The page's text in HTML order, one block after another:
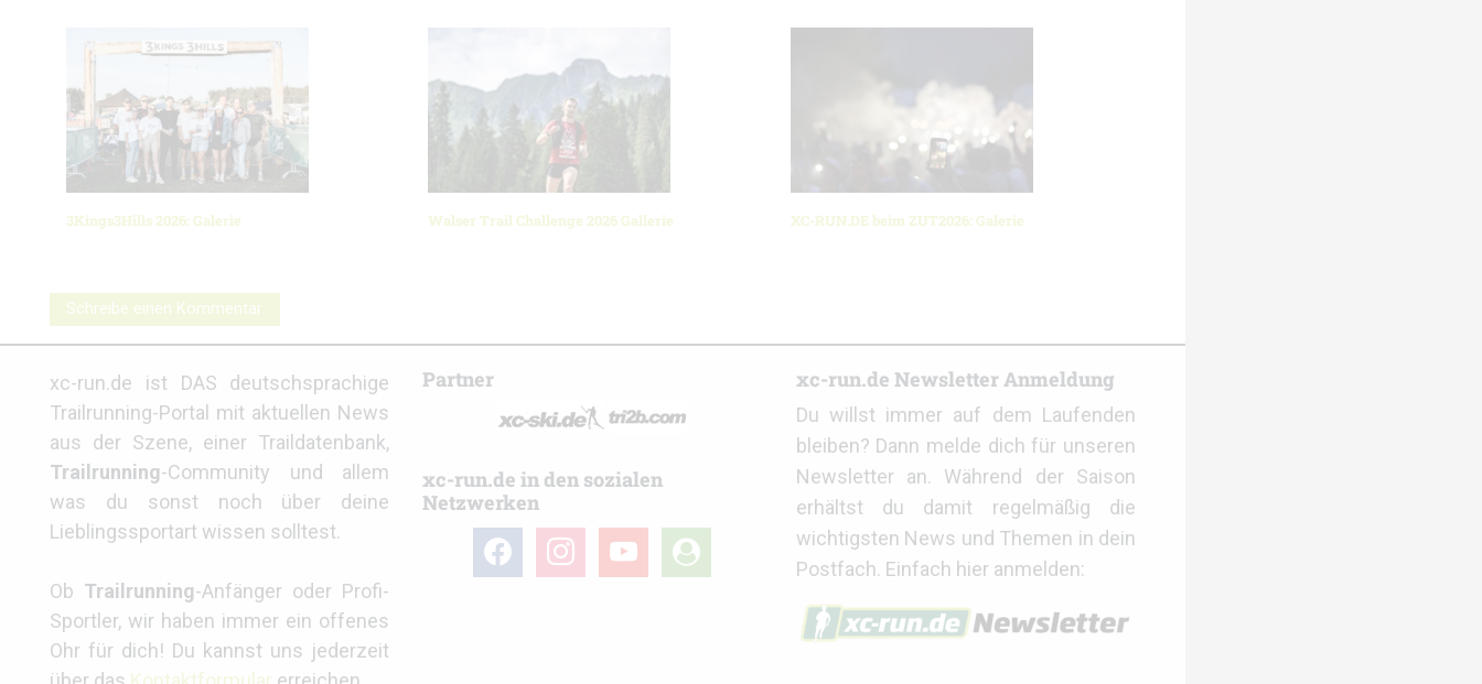
3Kings3Hills 2026: Galerie Walser Trail Challenge 2026 Gallerie XC-RUN.DE beim ZUT2026: Galerie
Schreibe einen Kommentar
xc-run.de ist DAS deutschsprachige
Trailrunning-Portal mit aktuellen News
aus der Szene, einer Traildatenbank,
Trailrunning-Community und allem
was du sonst noch über deine
Lieblingssportart wissen solltest.
Ob Trailrunning-Anfänger oder Profi-
Sportler, wir haben immer ein offenes
Ohr für dich! Du kannst uns jederzeit
Partner
xc-run.de in den sozialen
Netzwerken
facebookinstagramyoutube
user-
circle
xc-run.de Newsletter Anmeldung
Du willst immer auf dem Laufenden
bleiben? Dann melde dich für unseren
Newsletter an. Während der Saison
erhältst du damit regelmäßig die
wichtigsten News und Themen in dein
Postfach. Einfach hier anmelden: